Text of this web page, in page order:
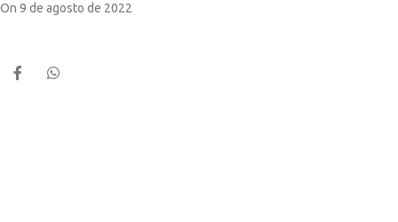
On 9 de agosto de 2022